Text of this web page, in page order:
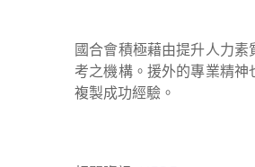
國合會積極藉由提升人力
考之機構。援外的專業精
複製成功經驗。